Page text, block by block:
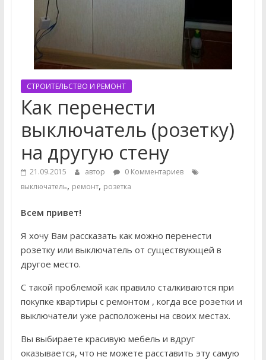
СТРОИТЕЛЬСТВО И РЕМОНТ
Как перенести
выключатель (розетку)
на другую стену
21.09.2015 автор
0 Комментариев
выключатель, ремонт, розетка
Всем привет!
Я хочу Вам рассказать как можно перенести
розетку или выключатель от существующей в
другое место.
С такой проблемой как правило сталкиваются при
покупке квартиры с ремонтом , когда все розетки и
выключатели уже расположены на своих местах.
Вы выбираете красивую мебель и вдруг
оказывается, что не можете расставить эту самую